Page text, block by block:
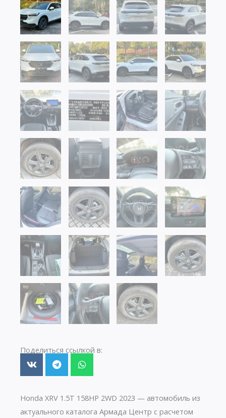
Поделиться ссылкой в:
Honda XRV 1.5T 158HP 2WD 2023 — автомобиль из
актуального каталога Армада Центр с расчетом